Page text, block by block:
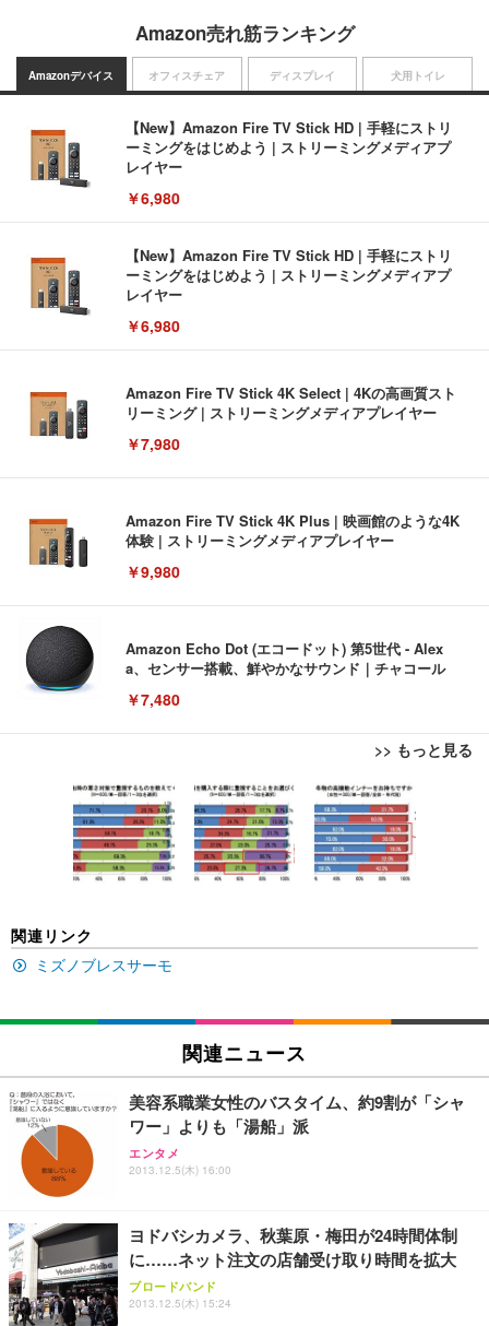
Amazon売れ筋ランキング
Amazonデバイス
【New】Amazon Fire TV Stick HD | 手軽にストリ
ーミングをはじめよう | ストリーミングメディアプ
レイヤー
￥6,980
【New】Amazon Fire TV Stick HD | 手軽にストリ
ーミングをはじめよう | ストリーミングメディアプ
レイヤー
￥6,980
Amazon Fire TV Stick 4K Select | 4Kの高画質スト
リーミング | ストリーミングメディアプレイヤー
￥7,980
Amazon Fire TV Stick 4K Plus | 映画館のような4K
体験 | ストリーミングメディアプレイヤー
￥9,980
Amazon Echo Dot (エコードット) 第5世代 - Alex
a、センサー搭載、鮮やかなサウンド｜チャコール
￥7,480
>> もっと見る
オフィスチェア
[EdoErgo] オフィスチェア 椅子 テレワーク 疲れな
い 跳ね上げ式アームレスト コンパクト 約105度ロッ
キング pc 事務椅子 360度回転 座面昇降 強化ナイロ
ン樹脂ベース 通気性メッシュ 在宅ワーク H-WY01
(黒網+黒枠+黒足)
￥5,699
ュチェア 人間工学 疲れない ブラック
Sezlife オフィスチェア デスクチェア 疲れない テレ
ワーク チェア 強化バックレスト 30度ロッキング機
レスト 3Dヘッドレスト ハンガー付き 高反発クッシ
ョン PCチェア 通気性メッシュ ゲーミング/勉強/事
務用 おしゃれ パソコンチェア (ブラック)
￥7,680
Sezlife オフィスチェア デスクチェア 疲れない テレ
レスト 3Dヘッドレスト ハンガー付き 高反発クッシ
ョン PCチェア 通気性メッシュ ゲーミング/勉強/事
務用 おしゃれ パソコンチェア (ホワイト)
￥7,680
ANDWINT オフィスチェア デスクチェア 肘なし メ
ディスプレイ
EIZO ビジネス向けプレミアムモニター | FlexScan
EV3240X-WT | 31.5型4K UHD・USB Type-C・ホワ
イト
￥105,595
イト
【純正品】27"ゲーミングモニター DualSense 充電
フック付き（CFI-ZDM1J）
￥49,979
【整備済み品】Dell E2724HS 27インチ 液晶モニタ
応 ComfortView ビジネス向け
￥15,800
【MiniLED/24.5inch/280Hz/FHD】GRAPHT THE S
犬用トイレ
Amazonベーシック ペットシーツ 薄型 レギュラー 1
回使い捨て 無香料 ホワイト 300枚
￥3,373
x2袋(84枚) ホワイト(吸収面:ライトブルー)
ネオ・ルーライフ ネオ・オムツ L 中型犬用 26枚入
り 単品
￥1,800
Smart Basic(スマートベーシック) 【Amazon.co.jp
￥3,670
アイリスオーヤマ ペットシーツ 超厚型 お徳用 レギ
関連リンク
ミズノブレスサーモ
関連ニュース
美容系職業女性のバスタイム、約9割が「シャ
ワー」よりも「湯船」派
エンタメ
2013.12.5(木) 16:00
ヨドバシカメラ、秋葉原・梅田が24時間体制
に……ネット注文の店舗受け取り時間を拡大
ブロードバンド
2013.12.5(木) 15:24